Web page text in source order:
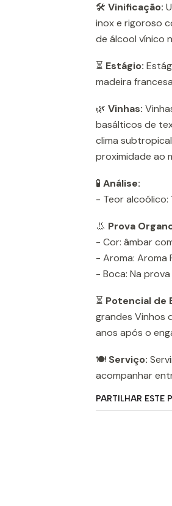
🛠️ Vinificação:
inox e rigoroso
de álcool vínico
⏳ Estágio:
madeira
🌿 Vinhas:
basálticos de
clima
proximidade ao
🧪 Análise:
- Teor alcoólico:
👃 Prova
- Cor: âmbar
- Aroma: Aroma
- Boca: Na
⏳ Potencial de
grandes Vinhos
anos após o
🍽️ Serviço:
acompanhar
PARTILHAR ESTE